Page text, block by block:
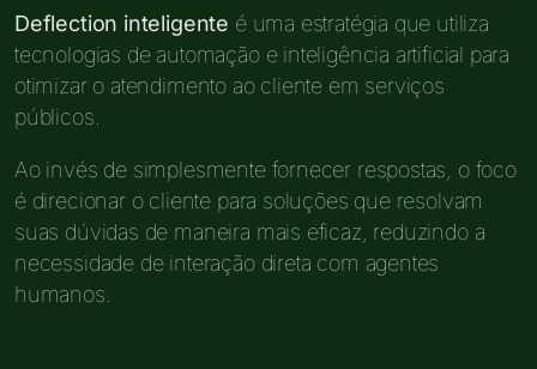
Deflection inteligente é uma estratégia que utiliza
tecnologias de automação e inteligência artificial para
otimizar o atendimento ao cliente em serviços
públicos.
Ao invés de simplesmente fornecer respostas, o foco
é direcionar o cliente para soluções que resolvam
suas dúvidas de maneira mais eficaz, reduzindo a
necessidade de interação direta com agentes
humanos.